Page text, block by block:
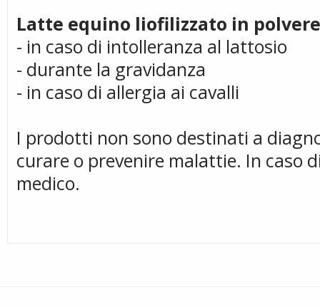
Latte equino liofilizzato in
- in caso di intolleranza al lattosio
- durante la gravidanza
- in caso di allergia ai cavalli
I prodotti non sono destinati a
curare o prevenire malattie. In caso
medico.